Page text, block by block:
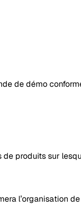
de démo
produits sur
l’organisation